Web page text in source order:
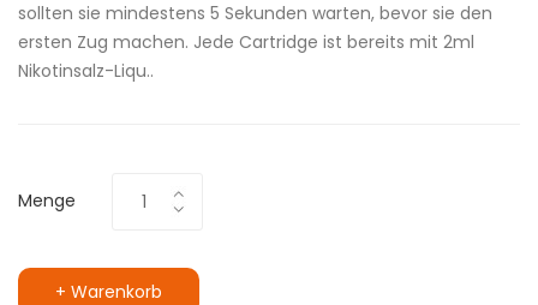
sollten sie mindestens 5 Sekunden warten, bevor sie den
ersten Zug machen. Jede Cartridge ist bereits mit 2ml
Nikotinsalz-Liqu..
Menge
+ Warenkorb